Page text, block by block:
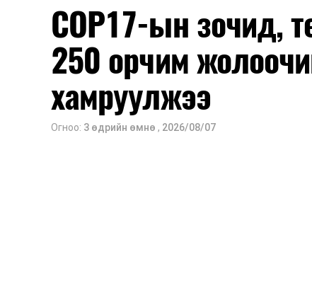
COP17-ын зочид,
250 орчим
хамруулжээ
Огноо: 3 өдрийн өмнө , 2026/08/07